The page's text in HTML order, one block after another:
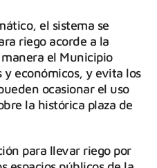
el sistema se
riego acorde a la
el Municipio
económicos, y evita los
ocasionar el uso
la histórica plaza de
para llevar riego por